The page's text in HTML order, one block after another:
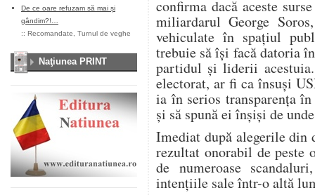
De ce oare refuzam să mai și
gândim?!…
:: Recomandate Turnul de veghe
Naţiunea PRINT
confirma dacă aceste
miliardarul George
vehiculate în spaţiul
trebuie să îşi facă datoria
partidul şi liderii
electorat, ar fi ca însuşi
ia în serios transparenţa
şi să spună ei înşişi de
Imediat după alegerile din
rezultat onorabil de peste
de numeroase
intenţiile sale într-o altă